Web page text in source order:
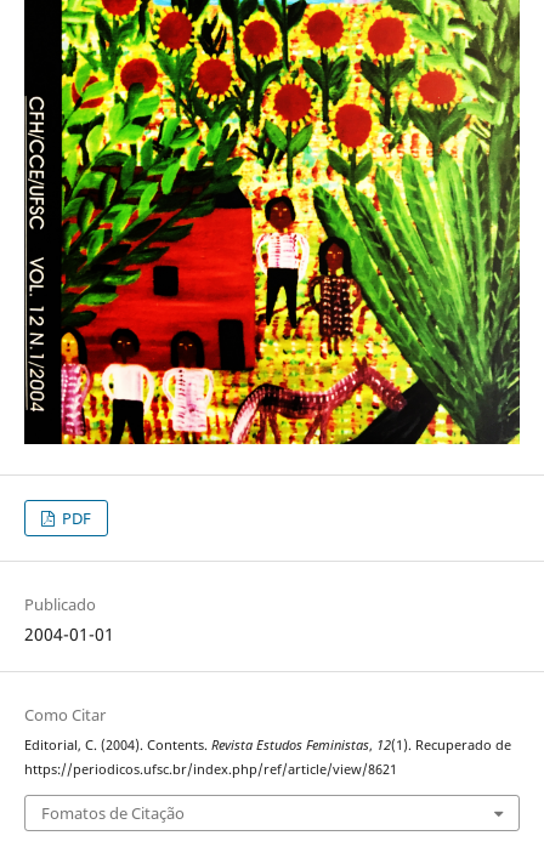
PDF
Publicado
2004-01-01
Como Citar
Editorial, C. (2004). Contents. Revista Estudos Feministas, 12(1). Recuperado de
https://periodicos.ufsc.br/index.php/ref/article/view/8621
Fomatos de Citação